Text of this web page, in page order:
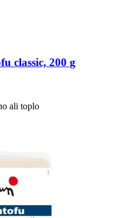
classic, 200 g
ali toplo